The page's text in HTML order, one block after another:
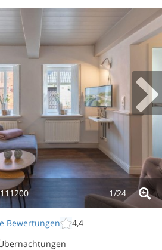
1/24
Bewertungen
4,4